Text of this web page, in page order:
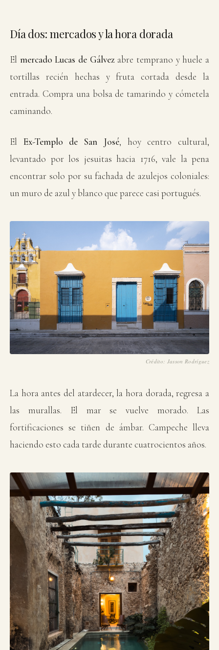
Día dos: mercados y la hora dorada
El mercado Lucas de Gálvez abre temprano y huele a
tortillas recién hechas y fruta cortada desde la
entrada. Compra una bolsa de tamarindo y cómetela
caminando.
El Ex-Templo de San José, hoy centro cultural,
levantado por los jesuitas hacia 1716, vale la pena
encontrar solo por su fachada de azulejos coloniales:
un muro de azul y blanco que parece casi portugués.
Crédito: Jasson Rodríguez
La hora antes del atardecer, la hora dorada, regresa a
las murallas. El mar se vuelve morado. Las
fortificaciones se tiñen de ámbar. Campeche lleva
haciendo esto cada tarde durante cuatrocientos años.